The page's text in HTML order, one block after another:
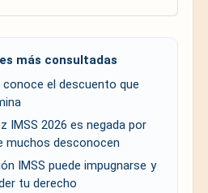
más consultadas
conoce el descuento que
IMSS 2026 es negada por
muchos desconocen
IMSS puede impugnarse y
tu derecho